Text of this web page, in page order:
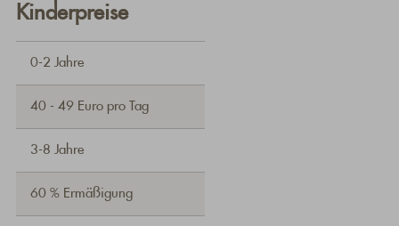
Kinderpreise
0-2 Jahre
40 - 49 Euro pro Tag
3-8 Jahre
60 % Ermäßigung